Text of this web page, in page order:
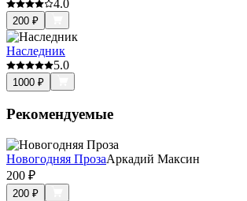
4.0
200 ₽
Наследник
5.0
1000 ₽
Рекомендуемые
Новогодняя ПрозаАркадий Максин
200 ₽
200 ₽